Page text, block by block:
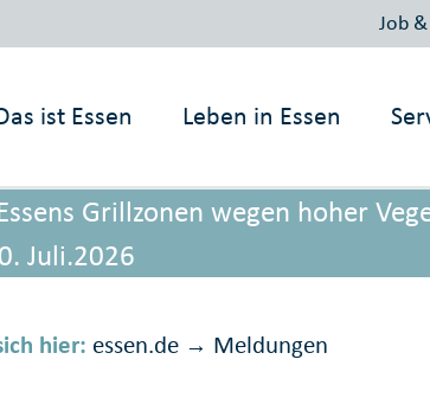
Job
ist Essen Leben in Essen
Grillzonen wegen hoher
Juli.2026
hier: essen.de → Meldungen